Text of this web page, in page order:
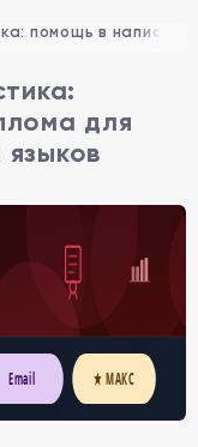
помощь в
для
Email ★ МАКС